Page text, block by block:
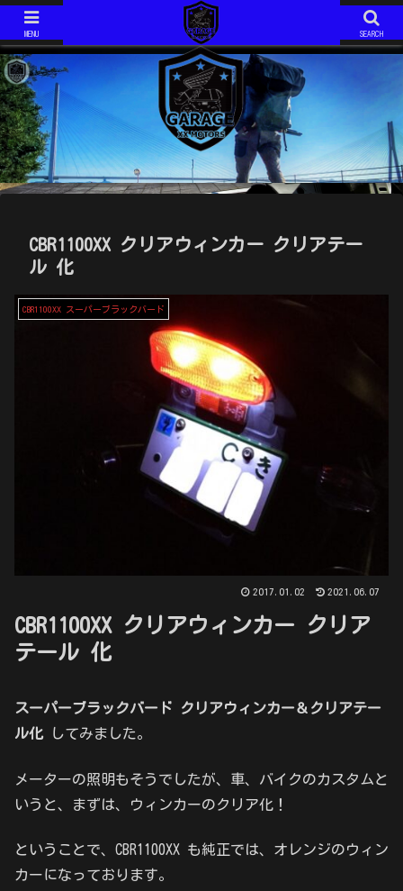
ジムニーJIMNY JA11V改
モトコンポ MOTOCOMPO AB12
モトコンポ MOTOCOMPO AB12 年式は不明です。 コンパクトに折り畳み可能な、HONDAが誇る？ミニバイクです。 ガソリンスタンドでは必ず話しかけられます。 ミニマムキャンプ仕様に、改造中！
CBR1100XX クリアウィンカー クリアテー
ル 化
CBR1100XX スーパーブラックバード
2017.01.02 2021.06.07
CBR1100XX クリアウィンカー クリア
テール 化
スーパーブラックバード クリアウィンカー＆クリアテー
ル化してみました。
メーターの照明もそうでしたが、車、バイクのカスタムと
いうと、まずは、ウィンカーのクリア化！
ということで、CBR1100XX も純正では、オレンジのウィン
カーになっております。
MENU SEARCH